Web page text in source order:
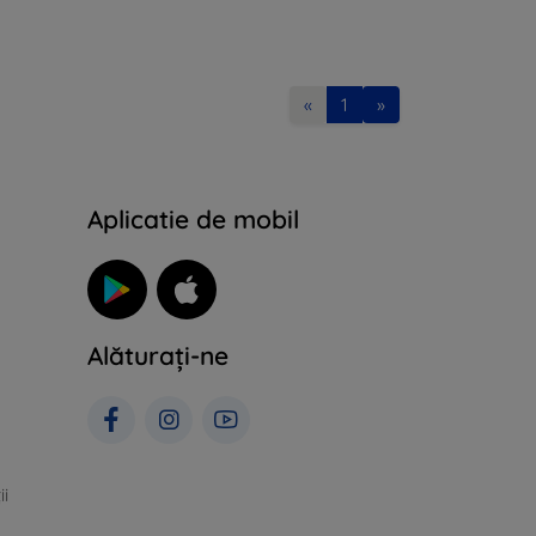
« 1 »
Aplicatie de mobil
Alăturați-ne